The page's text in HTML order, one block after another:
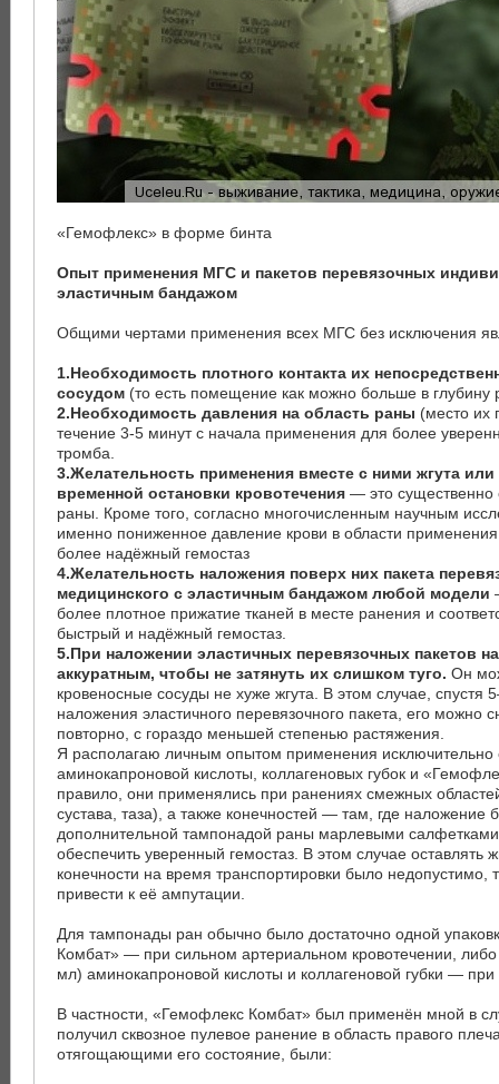
«Гемофлекс» в форме бинта
Опыт применения МГС и пакетов перевязочных
эластичным бандажом
Общими чертами применения всех МГС без исключения
1.Необходимость плотного контакта их
сосудом (то есть помещение как можно больше в глубину
2.Необходимость давления на область раны (место их
течение 3-5 минут с начала применения для более
тромба.
3.Желательность применения вместе с ними жгута или
временной остановки кровотечения — это существенно
раны. Кроме того, согласно многочисленным научным
именно пониженное давление крови в области
более надёжный гемостаз
4.Желательность наложения поверх них пакета
медицинского с эластичным бандажом любой модели
более плотное прижатие тканей в месте ранения и
быстрый и надёжный гемостаз.
5.При наложении эластичных перевязочных пакетов
аккуратным, чтобы не затянуть их слишком туго. Он
кровеносные сосуды не хуже жгута. В этом случае, спустя
наложения эластичного перевязочного пакета, его можно
повторно, с гораздо меньшей степенью растяжения.
Я располагаю личным опытом применения
аминокапроновой кислоты, коллагеновых губок и
правило, они применялись при ранениях смежных
сустава, таза), а также конечностей — там, где наложение
дополнительной тампонадой раны марлевыми
обеспечить уверенный гемостаз. В этом случае оставлять
конечности на время транспортировки было недопустимо,
привести к её ампутации.
Для тампонады ран обычно было достаточно одной
Комбат» — при сильном артериальном кровотечении, либо
мл) аминокапроновой кислоты и коллагеновой губки —
В частности, «Гемофлекс Комбат» был применён мной в
получил сквозное пулевое ранение в область правого
отягощающими его состояние, были: